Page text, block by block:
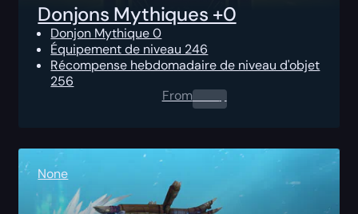
Donjons Mythiques +0
Donjon Mythique 0
Équipement de niveau 246
Récompense hebdomadaire de niveau d'objet
256
From0.00$
None